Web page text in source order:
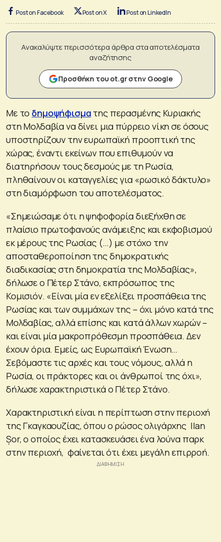
Post on Facebook Post on X Post on LinkedIn
Ανακαλύψτε περισσότερα άρθρα στα αποτελέσματα
αναζήτησης
Προσθήκη του ot.gr στην Google
Με το δημοψήφισμα της περασμένης Κυριακής
στη Μολδαβία να δίνει μια πύρρειο νίκη σε όσους
υποστηρίζουν την ευρωπαϊκή προοπτική της
χώρας, έναντι εκείνων που επιθυμούν να
διατηρήσουν τους δεσμούς με τη Ρωσία,
πληθαίνουν οι καταγγελίες για «ρωσικό δάκτυλο»
στη διαμόρφωση του αποτελέσματος.
«Σημειώσαμε ότι η ψηφοφορία διεξήχθη σε
πλαίσιο πρωτοφανούς ανάμειξης και εκφοβισμού
εκ μέρους της Ρωσίας (…) με στόχο την
αποσταθεροποίηση της δημοκρατικής
διαδικασίας στη δημοκρατία της Μολδαβίας»,
δήλωσε ο Πέτερ Στάνο, εκπρόσωπος της
Κομισιόν. «Είναι μία εν εξελίξει προσπάθεια της
Ρωσίας και των συμμάχων της – όχι μόνο κατά της
Μολδαβίας, αλλά επίσης και κατά άλλων χωρών –
και είναι μία μακροπρόθεσμη προσπάθεια. Δεν
έχουν όρια. Εμείς, ως Ευρωπαϊκή Ένωση…
Σεβόμαστε τις αρχές και τους νόμους, αλλά η
Ρωσία, οι πράκτορες και οι άνθρωποί της όχι»,
δήλωσε χαρακτηριστικά ο Πέτερ Στάνο.
Χαρακτηριστική είναι η περίπτωση στην περιοχή
της Γκαγκαουζίας, όπου ο ρώσος ολιγάρχης Ilan
Șor, ο οποίος έχει κατασκευάσει ένα λούνα παρκ
στην περιοχή, φαίνεται ότι έχει μεγάλη επιρροή.